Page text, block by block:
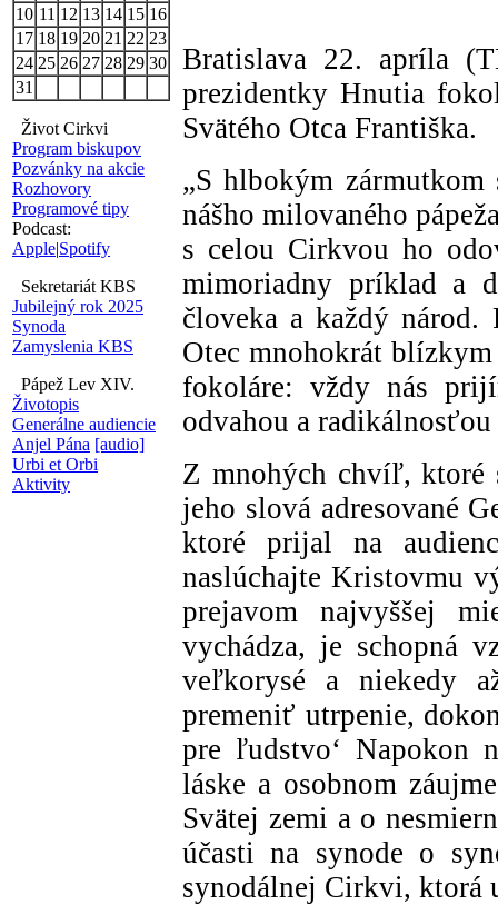
10 11 12 13 14 15 16
17 18 19 20 21 22 23
24 25 26 27 28 29 30
31
Život Cirkvi
Program biskupov
Pozvánky na akcie
Rozhovory
Programové tipy
Podcast:
Apple|Spotify
Sekretariát KBS
Jubilejný rok 2025
Synoda
Zamyslenia KBS
Pápež Lev XIV.
Životopis
Generálne audiencie
Anjel Pána [audio]
Urbi et Orbi
Aktivity
Bratislava 22. apríla
prezidentky Hnutia
Svätého Otca Františka.
„S hlbokým zármutkom
nášho milovaného
s celou Cirkvou ho
mimoriadny príklad a
človeka a každý
Otec mnohokrát
fokoláre: vždy nás
odvahou a
Z mnohých chvíľ, ktoré
jeho slová adresované
ktoré prijal na
naslúchajte Kristovmu
prejavom najvyššej
vychádza, je schopná
veľkorysé a niekedy
premeniť utrpenie,
pre ľudstvo‘ Napokon
láske a osobnom
Svätej zemi a o
účasti na synode o
synodálnej Cirkvi, ktorá